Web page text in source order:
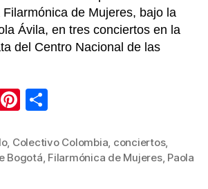
de Mujeres, bajo la
Ávila, en tres conciertos en la
del Centro Nacional de las
E
Pi
er
e
m
p
, Colectivo Colombia, conciertos,
Bogotá, Filarmónica de Mujeres, Paola